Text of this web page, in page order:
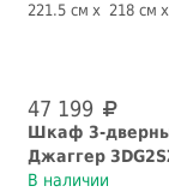
221.5 см 218 см
47 199
Шкаф 3-
Джаггер
В наличии